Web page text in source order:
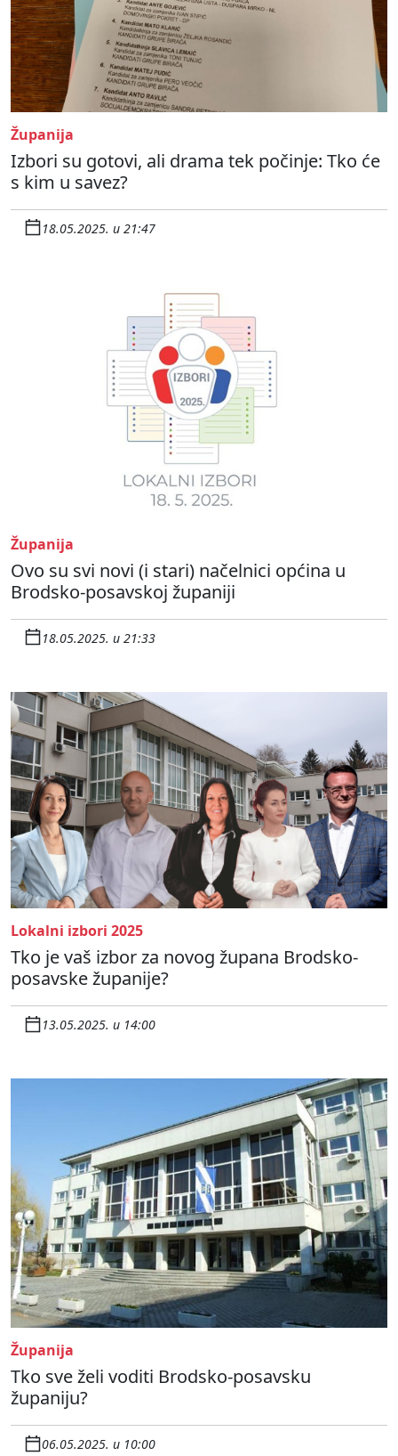
Županija
Izbori su gotovi, ali drama tek počinje: Tko će
s kim u savez?
18.05.2025. u 21:47
Županija
Ovo su svi novi (i stari) načelnici općina u
Brodsko-posavskoj županiji
18.05.2025. u 21:33
Lokalni izbori 2025
Tko je vaš izbor za novog župana Brodsko-
posavske županije?
13.05.2025. u 14:00
Županija
Tko sve želi voditi Brodsko-posavsku
županiju?
06.05.2025. u 10:00